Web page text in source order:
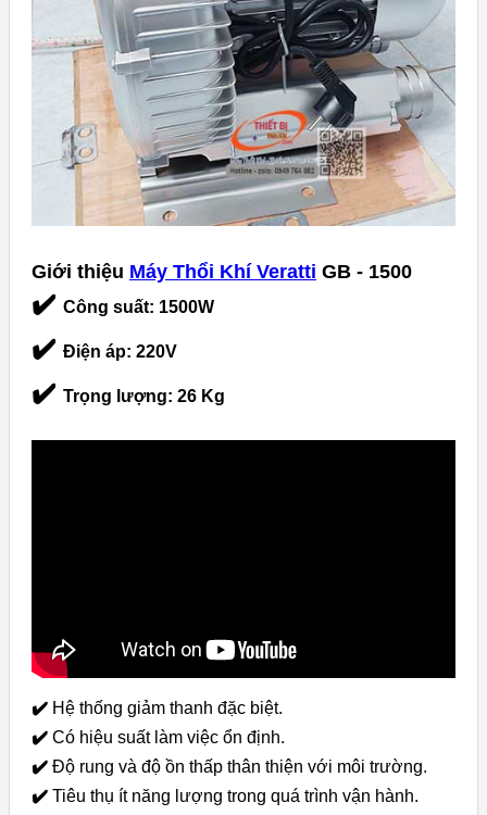
Giới thiệu Máy Thổi Khí Veratti GB - 1500
✔️ Công suất: 1500W
✔️ Điện áp: 220V
✔️ Trọng lượng: 26 Kg
✔️ Hệ thống giảm thanh đặc biệt.
✔️ Có hiệu suất làm việc ổn định.
✔️ Độ rung và độ ồn thấp thân thiện với môi trường.
✔️ Tiêu thụ ít năng lượng trong quá trình vận hành.